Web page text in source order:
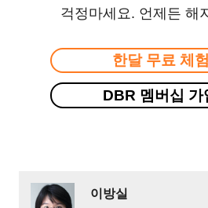
걱정마세요. 언제든 해
한달 무료 체
DBR 멤버십 가
이방실